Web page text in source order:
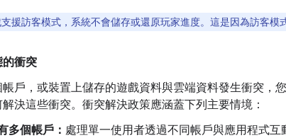
援訪客模式，系統不會儲存或還原玩家進度。這是因為訪客模
衝突
戶，或裝置上儲存的遊戲資料與雲端資料發生衝突，
決這些衝突。衝突解決政策應涵蓋下列主要情境：
多個帳戶： 處理單一使用者透過不同帳戶與應用程式互